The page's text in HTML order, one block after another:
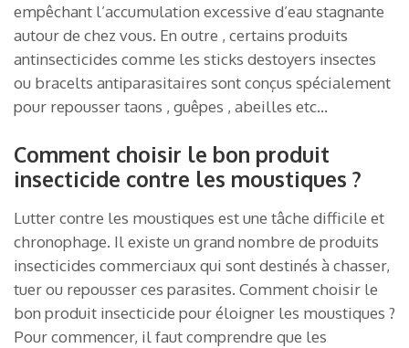
empêchant l’accumulation excessive d’eau stagnante
autour de chez vous. En outre , certains produits
antinsecticides comme les sticks destoyers insectes
ou bracelts antiparasitaires sont conçus spécialement
pour repousser taons , guêpes , abeilles etc…
Comment choisir le bon produit
insecticide contre les moustiques ?
Lutter contre les moustiques est une tâche difficile et
chronophage. Il existe un grand nombre de produits
insecticides commerciaux qui sont destinés à chasser,
tuer ou repousser ces parasites. Comment choisir le
bon produit insecticide pour éloigner les moustiques ?
Pour commencer, il faut comprendre que les